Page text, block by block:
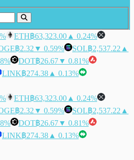
ETH฿63,323.00 ▲ 0.24%
฿2.32 ▼ 0.59% SOL฿2,537.22 ▲
DOT฿26.67▼ 0.81%
LINK฿274.38 ▲ 0.13%
ETH฿63,323.00 ▲ 0.24%
฿2.32 ▼ 0.59% SOL฿2,537.22 ▲
DOT฿26.67▼ 0.81%
LINK฿274.38 ▲ 0.13%